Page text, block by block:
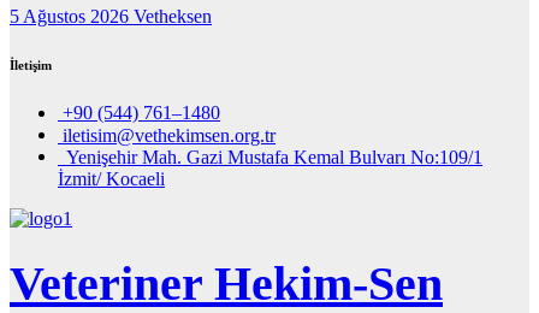
5 Ağustos 2026 Vetheksen
İletişim
+90 (544) 761–1480
iletisim@vethekimsen.org.tr
Yenişehir Mah. Gazi Mustafa Kemal Bulvarı No:109/1
İzmit/ Kocaeli
Veteriner Hekim-Sen